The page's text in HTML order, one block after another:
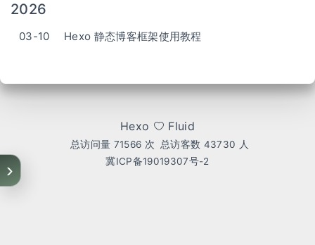
2026
03-10 Hexo 静态博客框架使用教程
Hexo Fluid
总访问量 71566 次 总访客数 43730 人
冀ICP备19019307号-2
›